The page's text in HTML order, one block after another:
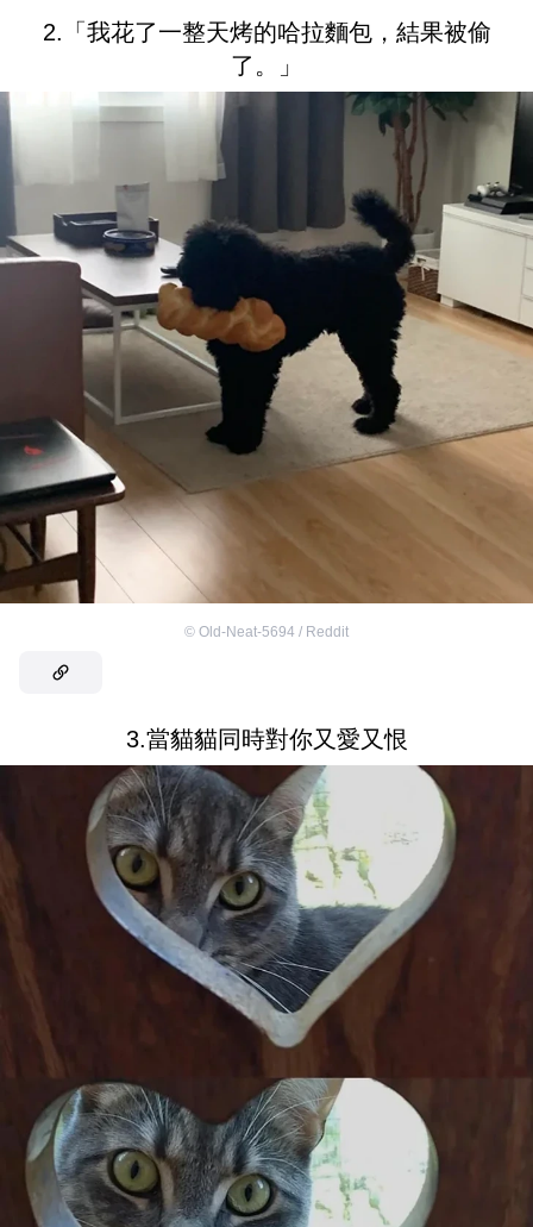
2.「我花了一整天烤的哈拉麵包，結果被偷
了。」
© Old-Neat-5694 / Reddit
3.當貓貓同時對你又愛又恨